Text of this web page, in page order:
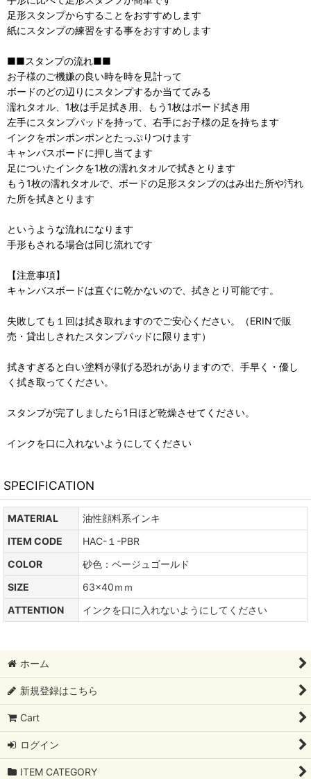
足形スタンプからすることをおすすめします
紙にスタンプの練習をする事をおすすめします
■■スタンプの流れ■■
お子様のご機嫌の良い時を時を見計って
ボードのどの辺りにスタンプするか当ててみる
濡れタオル、1枚は手足拭き用、もう1枚はボード拭き用
左手にスタンプパッドを持って、右手にお子様の足を持ちます
インクをポンポンポンとたっぷりつけます
キャンバスボードに押し当てます
足についたインクを1枚の濡れタオルで拭きとります
もう1枚の濡れタオルで、ボードの足形スタンプのはみ出た所や汚れ
た所を拭きとります
というような流れになります
手形もされる場合は同じ流れです
【注意事項】
キャンバスボードは直ぐに乾かないので、拭きとり可能です。
失敗しても１回は拭き取れますのでご安心ください。（ERINで販
売・貸出しされたスタンプパッドに限ります）
拭きすぎると白い塗料が剥げる恐れがありますので、手早く・優し
く拭き取ってください。
スタンプが完了しましたら1日ほど乾燥させてください。
インクを口に入れないようにしてください
SPECIFICATION
MATERIAL
油性顔料系インキ
ITEM CODE
HAC-１-PBR
COLOR
砂色：ベージュゴールド
SIZE
63×40ｍｍ
ATTENTION
インクを口に入れないようにしてください
ホーム
新規登録はこちら
Cart
ログイン
ITEM CATEGORY